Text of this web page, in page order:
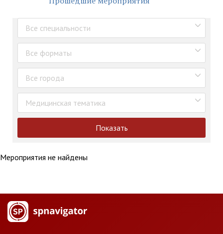
Все специальности
Все форматы
Все города
Медицинская тематика
Показать
Мероприятия не найдены